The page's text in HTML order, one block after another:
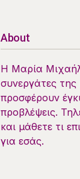
About
Η Μαρία
συνεργάτες
προσφέρουν
προβλέψεις.
και μάθετε τι
για εσάς.